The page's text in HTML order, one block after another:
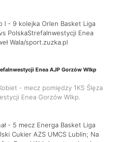
Enea AJP Gorzów Wlkp
- mecz pomiędzy 1KS Ślęza
Enea Gorzów Wlkp.